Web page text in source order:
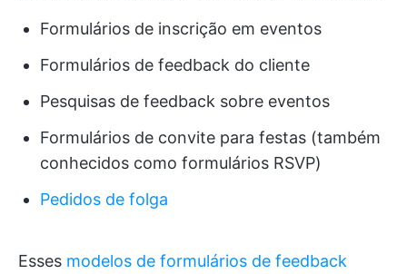
Formulários de inscrição em eventos
Formulários de feedback do cliente
Pesquisas de feedback sobre eventos
Formulários de convite para festas (também
conhecidos como formulários RSVP)
Pedidos de folga
Esses modelos de formulários de feedback